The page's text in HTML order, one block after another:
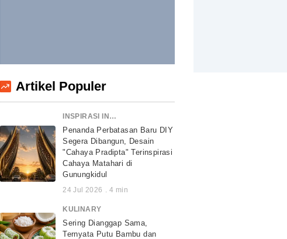
Artikel Populer
INSPIRASI INDONESIA
Penanda Perbatasan Baru DIY
Segera Dibangun, Desain
"Cahaya Pradipta" Terinspirasi
Cahaya Matahari di
Gunungkidul
24 Jul 2026 . 4 min
KULINARY
Sering Dianggap Sama,
Ternyata Putu Bambu dan